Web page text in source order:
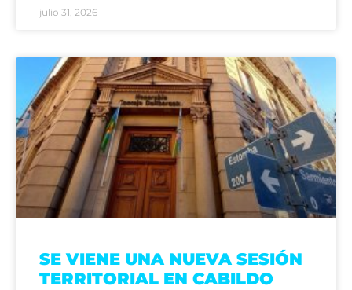
julio 31, 2026
SE VIENE UNA NUEVA SESIÓN
TERRITORIAL EN CABILDO